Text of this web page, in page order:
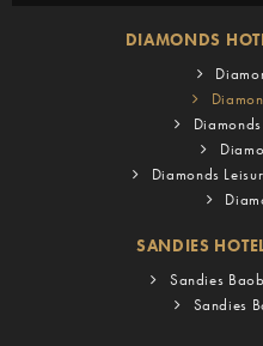
DIAMONDS
Diamonds
SANDIES
Sandies
Sandies